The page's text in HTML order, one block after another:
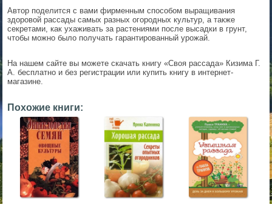
Автор поделится с вами фирменным способом выращивания
здоровой рассады самых разных огородных культур, а также
секретами, как ухаживать за растениями после высадки в грунт,
чтобы можно было получать гарантированный урожай.
На нашем сайте вы можете скачать книгу «Своя рассада» Кизима Г.
А. бесплатно и без регистрации или купить книгу в интернет-
магазине.
Похожие книги:
▼
▼